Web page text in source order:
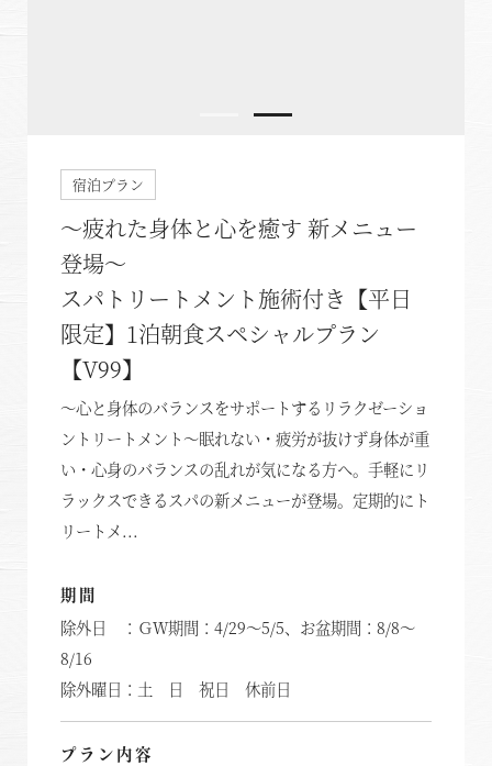
宿泊プラン
～疲れた身体と心を癒す 新メニュー
登場～
スパトリートメント施術付き【平日
限定】1泊朝食スペシャルプラン
【V99】
～心と身体のバランスをサポートするリラクゼーショ
ントリートメント～眠れない・疲労が抜けず身体が重
い・心身のバランスの乱れが気になる方へ。手軽にリ
ラックスできるスパの新メニューが登場。定期的にト
リートメ...
期間
除外日 ：ＧＷ期間：4/29～5/5、お盆期間：8/8～
8/16
除外曜日：土 日 祝日 休前日
プラン内容